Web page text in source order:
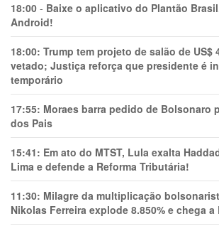
18:00 - Baixe o aplicativo do Plantão
Android!
18:00: Trump tem projeto de salão de US$
vetado; Justiça reforça que presidente é
temporário
17:55: Moraes barra pedido de Bolsonaro
dos Pais
15:41: Em ato do MTST, Lula exalta
Lima e defende a Reforma Tributária!
11:30: Milagre da multiplicação
Nikolas Ferreira explode 8.850% e chega a